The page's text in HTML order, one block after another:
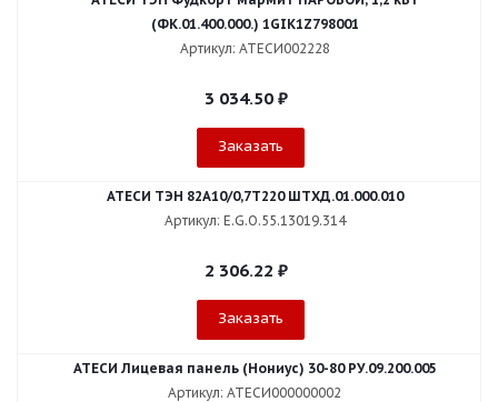
(ФК.01.400.000.) 1GIK1Z798001
Артикул: АТЕСИ002228
3 034.50 ₽
Заказать
АТЕСИ ТЭН 82А10/0,7Т220 ШТХД.01.000.010
Артикул: E.G.O.55.13019.314
2 306.22 ₽
Заказать
АТЕСИ Лицевая панель (Нониус) 30-80 РУ.09.200.005
Артикул: АТЕСИ000000002